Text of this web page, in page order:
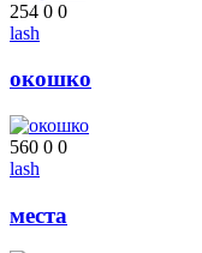
254 0 0
lash
окошко
560 0 0
lash
места